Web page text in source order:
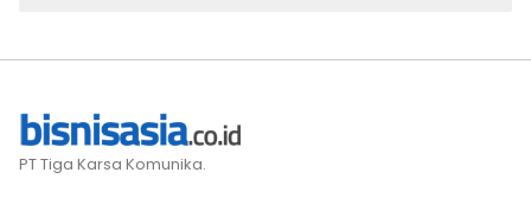
PT Tiga Karsa Komunika.